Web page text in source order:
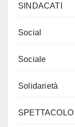
SINDACATI
Social
Sociale
Solidarietà